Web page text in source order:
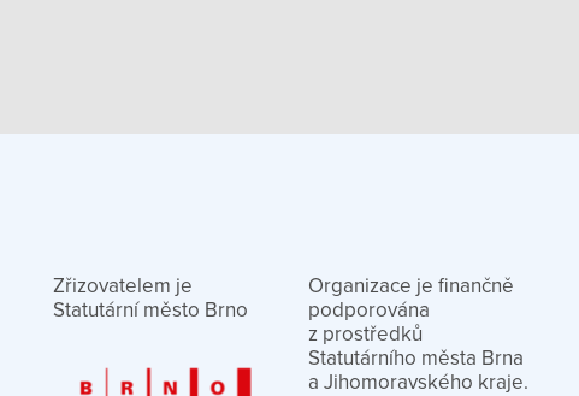
Zřizovatelem je
Statutární město Brno
Organizace je finančně
podporována
z prostředků
Statutárního města Brna
a Jihomoravského kraje.